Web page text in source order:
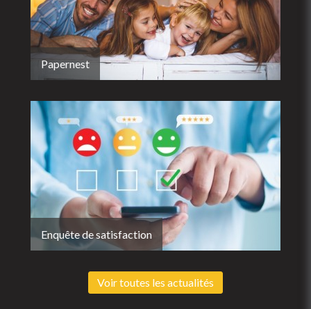
Papernest
Enquête de satisfaction
Voir toutes les actualités